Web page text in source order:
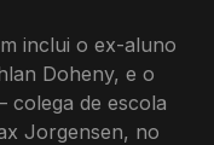
inclui o ex-aluno
Doheny, e o
colega de escola
Jorgensen, no